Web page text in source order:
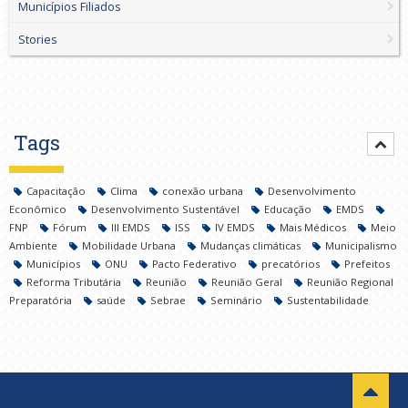
Municípios Filiados
Stories
Tags
Capacitação Clima conexão urbana
Desenvolvimento
Econômico
Desenvolvimento Sustentável Educação
EMDS
FNP
Fórum III EMDS ISS IV EMDS Mais Médicos
Meio
Ambiente
Mobilidade Urbana Mudanças climáticas
Municipalismo
Municípios
ONU Pacto Federativo precatórios
Prefeitos
Reforma Tributária
Reunião Reunião Geral
Reunião Regional
Preparatória
saúde Sebrae Seminário Sustentabilidade